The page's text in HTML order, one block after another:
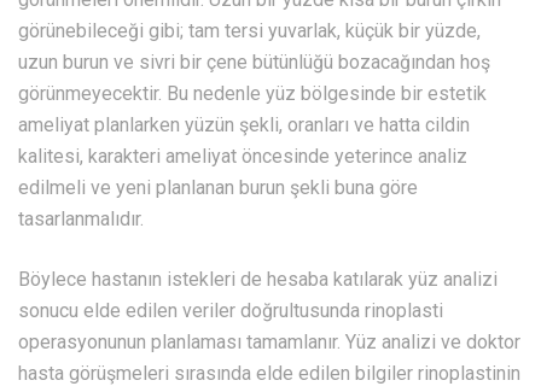
görünebileceği gibi; tam tersi yuvarlak, küçük bir yüzde,
uzun burun ve sivri bir çene bütünlüğü bozacağından hoş
görünmeyecektir. Bu nedenle yüz bölgesinde bir estetik
ameliyat planlarken yüzün şekli, oranları ve hatta cildin
kalitesi, karakteri ameliyat öncesinde yeterince analiz
edilmeli ve yeni planlanan burun şekli buna göre
tasarlanmalıdır.
Böylece hastanın istekleri de hesaba katılarak yüz analizi
sonucu elde edilen veriler doğrultusunda rinoplasti
operasyonunun planlaması tamamlanır. Yüz analizi ve doktor
hasta görüşmeleri sırasında elde edilen bilgiler rinoplastinin